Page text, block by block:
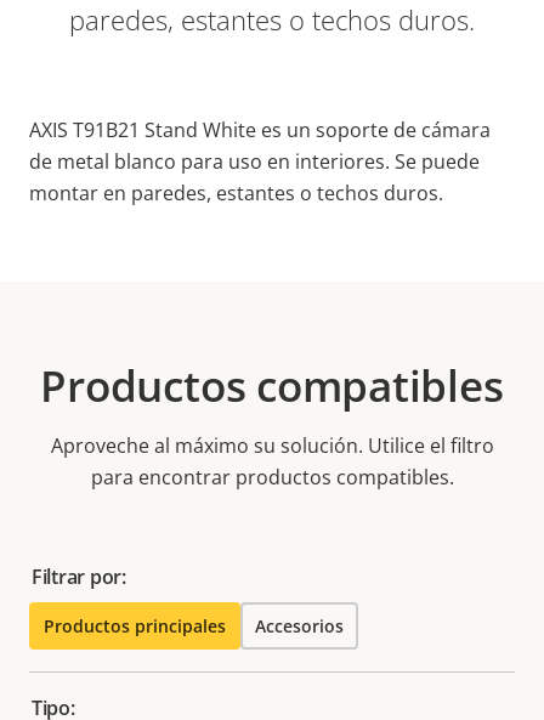
paredes, estantes o techos duros.
AXIS T91B21 Stand White es un soporte de cámara
de metal blanco para uso en interiores. Se puede
montar en paredes, estantes o techos duros.
Productos compatibles
Aproveche al máximo su solución. Utilice el filtro
para encontrar productos compatibles.
Filtrar por:
Productos principales Accesorios
Tipo: